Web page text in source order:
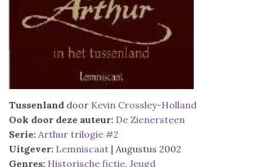
Tussenland door Kevin Crossley-Holland
Ook door deze auteur: De Zienersteen
Serie: Arthur trilogie #2
Uitgever: Lemniscaat | Augustus 2002
Genres: Historische fictie, Jeugd